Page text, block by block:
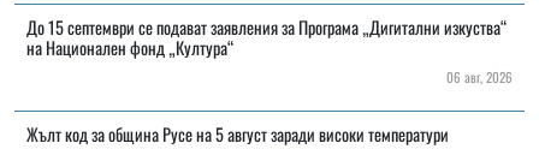
До 15 септември се подават заявления за Програма „Дигитални изкуства“
на Национален фонд „Култура“
06 авг, 2026
Жълт код за община Русе на 5 август заради високи температури